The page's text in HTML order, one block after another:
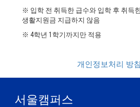
※ 입학 전 취득한 급수와 입학 후 취득
생활지원금 지급하지 않음
※ 4학년 1학기까지만 적용
개인정보처리 방침
서울캠퍼스